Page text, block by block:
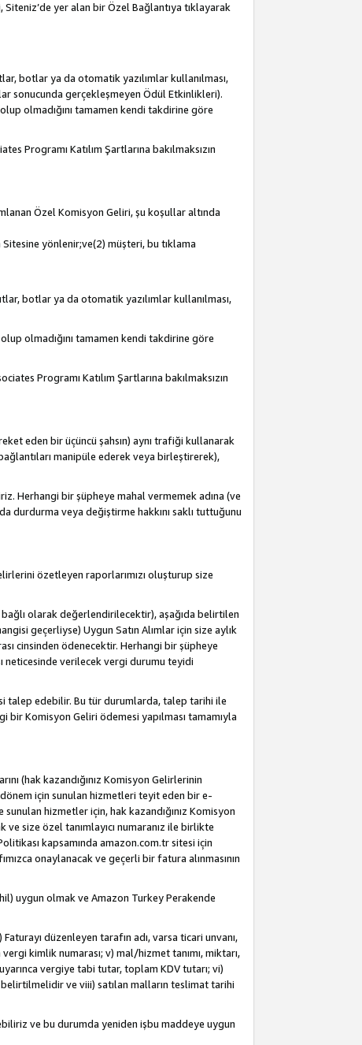
yer alan bir Özel Bağlantıya tıklayarak
botlar ya da otomatik yazılımlar kullanılması,
sonucunda gerçekleşmeyen Ödül Etkinlikleri).
olmadığını tamamen kendi takdirine göre
Programı Katılım Şartlarına bakılmaksızın
Özel Komisyon Geliri, şu koşullar altında
yönlenir;ve(2) müşteri, bu tıklama
botlar ya da otomatik yazılımlar kullanılması,
olmadığını tamamen kendi takdirine göre
Programı Katılım Şartlarına bakılmaksızın
eden bir üçüncü şahsın) aynı trafiği kullanarak
manipüle ederek veya birleştirerek),
Herhangi bir şüpheye mahal vermemek adına (ve
durdurma veya değiştirme hakkını saklı tuttuğunu
özetleyen raporlarımızı oluşturup size
bağlı olarak değerlendirilecektir), aşağıda belirtilen
geçerliyse) Uygun Satın Alımlar için size aylık
cinsinden ödenecektir. Herhangi bir şüpheye
neticesinde verilecek vergi durumu teyidi
talep edebilir. Bu tür durumlarda, talep tarihi ile
Komisyon Geliri ödemesi yapılması tamamıyla
(hak kazandığınız Komisyon Gelirlerinin
dönem için sunulan hizmetleri teyit eden bir e-
hizmetler için, hak kazandığınız Komisyon
size özel tanımlayıcı numaranız ile birlikte
kapsamında amazon.com.tr sitesi için
onaylanacak ve geçerli bir fatura alınmasının
uygun olmak ve Amazon Turkey Perakende
düzenleyen tarafın adı, varsa ticari unvanı,
kimlik numarası; v) mal/hizmet tanımı, miktarı,
vergiye tabi tutar, toplam KDV tutarı; vi)
ve viii) satılan malların teslimat tarihi
ve bu durumda yeniden işbu maddeye uygun